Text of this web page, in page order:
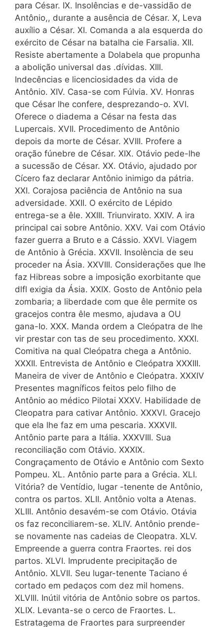
para César. IX. Insolências e de-vassidão de
Antônio,, durante a ausência de César. X, Leva
auxílio a César. XI. Comanda a ala esquerda do
exército de César na batalha cie Farsalia. XII.
Resiste abertamente a Dolabela que propunha
a abolição universal das .dívidas. XIII.
Indecências e licenciosidades da vida de
Antônio. XIV. Casa-se com Fúlvia. XV. Honras
que César lhe confere, desprezando-o. XVI.
Oferece o diadema a César na festa das
Lupercais. XVII. Procedimento de Antônio
depois da morte de César. XVIII. Profere a
oração fú­nebre de César. XIX. Otávio pede-lhe
a sucessão de César. XX. Otávio, ajudado por
Cícero faz declarar Antônio inimigo da pátria.
XXI. Corajosa paciência de Antônio na sua
adversidade. XXII. O exército de Lépido
entrega-se a êle. XXIII. Triunvirato. XXIV. A ira
principal cai sobre Antônio. XXV. Vai com Otávio
fazer guerra a Bruto e a Cássio. XXVI. Viagem
de Antônio à Grécia. XXVII. Insolència de seu
proceder na Ásia. XXVIII. Considera­ções que lhe
faz Hibreas sobre a imposição exorbitante que
dlfl exigia da Ásia. XXIX. Gosto de Antônio pela
zombaria; a liberdade com que êle permite os
gracejos contra êle mesmo, ajudava a OU
gana-Io. XXX. Manda ordem a Cleópatra de lhe
vir prestar con tas de seu procedimento. XXXI.
Comitiva na qual Cleópatra chega a Antônio.
XXXII. Entrevista de Antônio e Cleópatra XXXIII.
Maneira de viver de Antônio e Cleópatra. XXXIV
Presentes magníficos feitos pelo filho de
Antônio ao médico Pilotai XXXV. Habilidade de
Cleopatra para cativar Antônio. XXXVI. Gracejo
que ela lhe faz em uma pescaria. XXXVII.
Antônio parte para a Itália. XXXVIII. Sua
reconciliação com Otávio. XXXIX.
Congraçamento de Otávio e Antônio com Sexto
Pompeu. XL. Antônio parte para a Grécia. XLI.
Vitória? de Ventídio, lugar -tenente de Antônio,
contra os partos. XLII. Antônio volta a Atenas.
XLIII. Antônio desavém-se com Otávio. Otávia
os faz reconciliarem-se. XLIV. Antônio prende-
se novamente nas cadeias de Cleopatra. XLV.
Empreende a guerra contra Fraortes. rei dos
partos. XLVI. Imprudente precipitação de
Antônio. XLVII. Seu lugar-tenente Taciano é
cortado em pedaços com dez mil homens.
XLVIII. Inútil vitória de Antônio sobre os partos.
XLIX. Levanta-se o cerco de Fraortes. L.
Estratagema de Fraortes para surpreender